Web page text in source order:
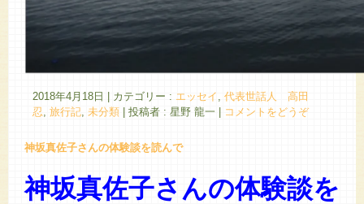
2018年4月18日 | カテゴリー : エッセイ
代表世話人 高田
忍 旅行記 未分類 | 投稿者 : 星野 龍一 | コメントをどうぞ
神坂真佐子さんの体験談を読んで
神坂真佐子さんの体験談を